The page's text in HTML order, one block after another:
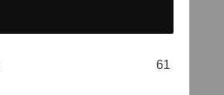
61